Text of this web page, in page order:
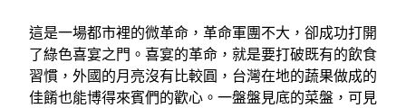
這是一場都市裡的微革命，革命軍團不大，卻成功打開
了綠色喜宴之門。喜宴的革命，就是要打破既有的飲食
習慣，外國的月亮沒有比較圓，台灣在地的蔬果做成的
佳餚也能博得來賓們的歡心。一盤盤見底的菜盤，可見